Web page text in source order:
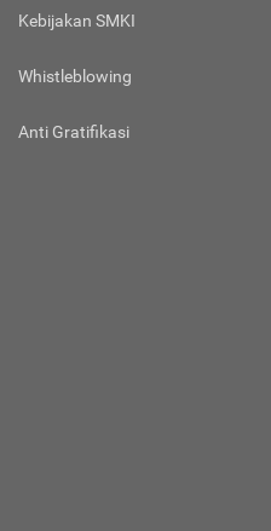
Kebijakan SMKI
Whistleblowing
Anti Gratifikasi